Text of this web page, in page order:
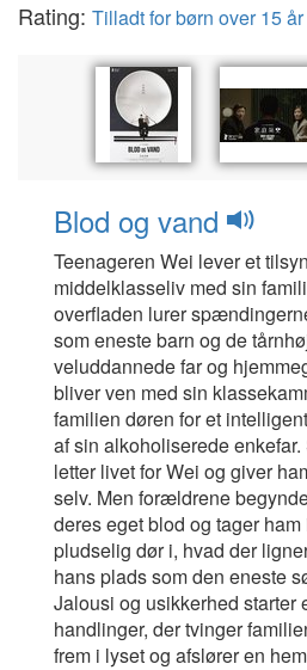
Rating: Tilladt for børn over 15 år
Blod og vand
Teenageren Wei lever et
middelklasseliv med sin
overfladen lurer
som eneste barn og de
veluddannede far og
bliver ven med sin
familien døren for et
af sin alkoholiserede
letter livet for Wei og giver
selv. Men forældrene
deres eget blod og tager
pludselig dør i, hvad der
hans plads som den eneste
Jalousi og usikkerhed
handlinger, der tvinger
frem i lyset og afslører en